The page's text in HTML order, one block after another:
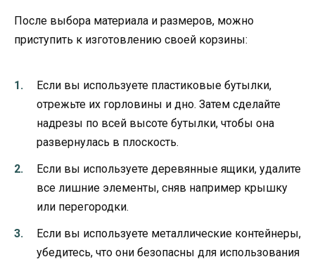
После выбора материала и размеров, можно
приступить к изготовлению своей корзины:
Если вы используете пластиковые бутылки,
отрежьте их горловины и дно. Затем сделайте
надрезы по всей высоте бутылки, чтобы она
развернулась в плоскость.
Если вы используете деревянные ящики, удалите
все лишние элементы, сняв например крышку
или перегородки.
Если вы используете металлические контейнеры,
убедитесь, что они безопасны для использования